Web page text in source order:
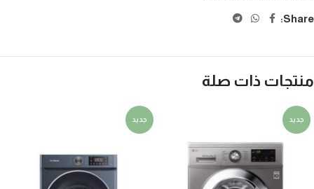
Share:
منتجات ذات صلة
جديد جديد